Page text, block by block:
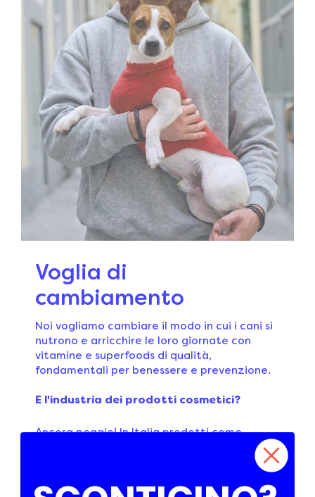
Voglia di
cambiamento
Noi vogliamo cambiare il modo in cui i cani si
nutrono e arricchire le loro giornate con
vitamine e superfoods di qualità,
fondamentali per benessere e prevenzione.
E l'industria dei prodotti cosmetici?
Ancora peggio! In Italia prodotti come
shampoo, detergenti e creme per animali
domestici vengono trattati come detersivi o
una linea human-grade studiata sul PH dei